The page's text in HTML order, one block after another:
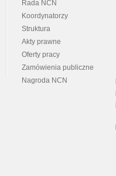
Rada NCN
Koordynatorzy
Struktura
Akty prawne
Oferty pracy
Zamówienia publiczne
Nagroda NCN